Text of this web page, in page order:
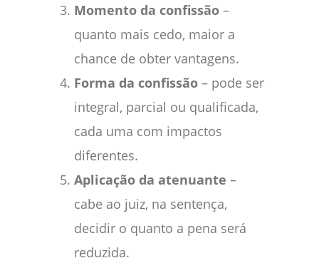
Momento da confissão –
quanto mais cedo, maior a
chance de obter vantagens.
Forma da confissão – pode ser
integral, parcial ou qualificada,
cada uma com impactos
diferentes.
Aplicação da atenuante –
cabe ao juiz, na sentença,
decidir o quanto a pena será
reduzida.